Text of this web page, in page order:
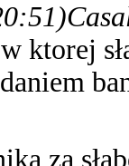
ktorej
za